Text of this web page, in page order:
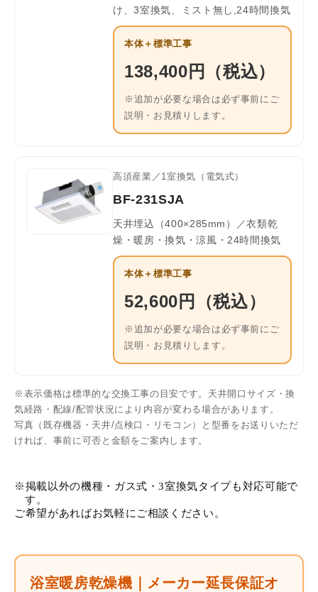
け、3室換気、ミスト無し,24時間換気
本体＋標準工事
138,400円（税込）
※追加が必要な場合は必ず事前にご
説明・お見積りします。
高須産業／1室換気（電気式）
BF-231SJA
天井埋込（400×285mm）／衣類乾
燥・暖房・換気・涼風・24時間換気
本体＋標準工事
52,600円（税込）
※追加が必要な場合は必ず事前にご
説明・お見積りします。
※表示価格は標準的な交換工事の目安です。天井開口サイズ・換
気経路・配線/配管状況により内容が変わる場合があります。
写真（既存機器・天井/点検口・リモコン）と型番をお送りいただ
ければ、事前に可否と金額をご案内します。
※掲載以外の機種・ガス式・3室換気タイプも対応可能で
す。
ご希望があればお気軽にご相談ください。
浴室暖房乾燥機｜メーカー延長保証オ